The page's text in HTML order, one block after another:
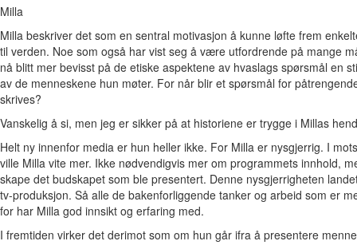
Milla
Milla beskriver det som en sentral motivasjon å kunne løfte frem
til verden. Noe som også har vist seg å være utfordrende på mange
nå blitt mer bevisst på de etiske aspektene av hvaslags spørsmål en
av de menneskene hun møter. For når blir et spørsmål for
skrives?
Vanskelig å si, men jeg er sikker på at historiene er trygge i Millas
Helt ny innenfor media er hun heller ikke. For Milla er nysgjerrig. I
ville Milla vite mer. Ikke nødvendigvis mer om programmets innhold,
skape det budskapet som ble presentert. Denne nysgjerrigheten
tv-produksjon. Så alle de bakenforliggende tanker og arbeid som er
for har Milla god innsikt og erfaring med.
I fremtiden virker det derimot som om hun går ifra å presentere